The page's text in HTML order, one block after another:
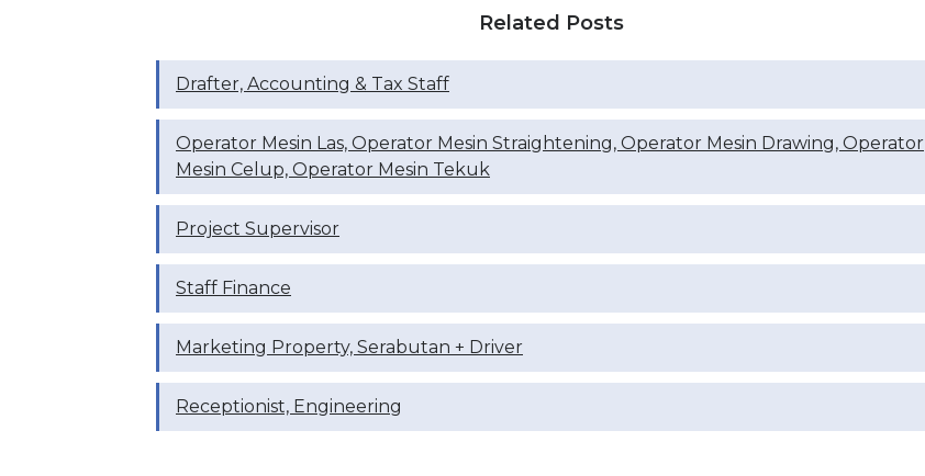
Related Posts
Drafter, ⁠Accounting & Tax Staff
Operator Mesin Las, Operator Mesin Straightening, Operator Mesin Drawing, Operator
Mesin Celup, Operator Mesin Tekuk
Project Supervisor
Staff Finance
Marketing Property, Serabutan + Driver
Receptionist, Engineering